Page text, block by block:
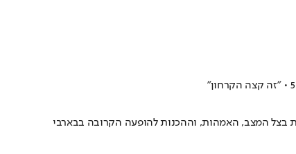
בצל המצב, האמהות, וההכנות להופעה הקרובה בבארבי